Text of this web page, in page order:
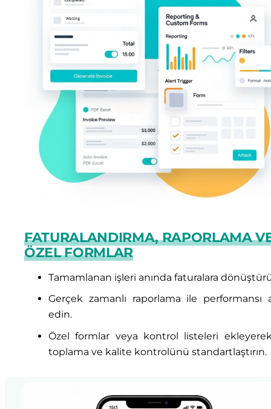
FATURALANDIRMA, RAPORLAMA
ÖZEL FORMLAR
Tamamlanan işleri anında faturalara
Gerçek zamanlı raporlama ile performansı
edin.
Özel formlar veya kontrol listeleri
toplama ve kalite kontrolünü standartlaştırın.